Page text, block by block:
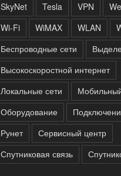
SkyNet
Tesla VPN
Wi-Fi
WiMAX WLAN
Беспроводные сети
Высокоскоростной интернет
Локальные сети
Оборудование
Рунет
Сервисный центр
Спутниковая связь